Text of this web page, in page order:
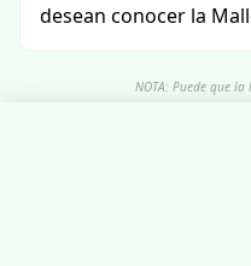
desean conocer la
NOTA: Puede que